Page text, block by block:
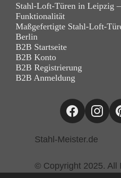
Stahl-Loft-Türen in Leipzig
Funktionalität
Maßgefertigte Stahl-Loft-
Berlin
B2B Startseite
B2B Konto
B2B Registrierung
B2B Anmeldung
Stahl-Meister.de
© Copyright 2025. All